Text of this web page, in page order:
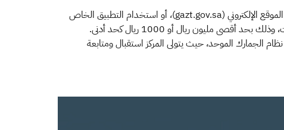
وتجدد هيئة الزكاة والضريبة والجمارك دعوتها لجميع المواطنين والمقيمين إلى الإبلاغ عن أيٍ من المخالفات الضريبية، وذلك من خلال الموقع الإلكتروني (gazt.gov.sa)، أو استخدام التطبيق الخاص
التهريب ومخالفات أحكام نظام الجمارك الموحد، حيث يتولى المركز استقبال ومتابعة